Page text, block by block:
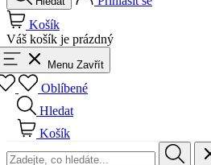
Košík
Váš košík je prázdný
Menu Zavřít
Oblíbené
Hledat
Košík